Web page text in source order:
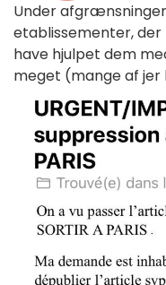
Under
etablissementer,
have hjulpet dem
meget (mange af